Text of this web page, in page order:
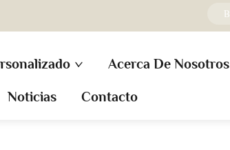
Acerca De Nosotros
Noticias Contacto